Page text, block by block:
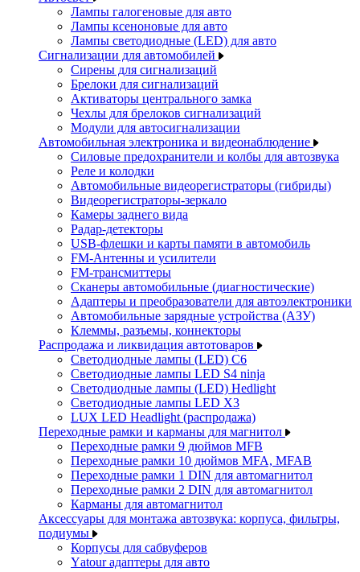
Лампы галогеновые для авто
Лампы ксеноновые для авто
Лампы светодиодные (LED) для авто
Сигнализации для автомобилей
Сирены для сигнализаций
Брелоки для сигнализаций
Активаторы центрального замка
Чехлы для брелоков сигнализаций
Модули для автосигнализации
Автомобильная электроника и видеонаблюдение
Силовые предохранители и колбы для автозвука
Реле и колодки
Автомобильные видеорегистраторы (гибриды)
Видеорегистраторы-зеркало
Камеры заднего вида
Радар-детекторы
USB-флешки и карты памяти в автомобиль
FM-Антенны и усилители
FM-трансмиттеры
Сканеры автомобильные (диагностические)
Адаптеры и преобразователи для автоэлектроники
Автомобильные зарядные устройства (АЗУ)
Клеммы, разъемы, коннекторы
Распродажа и ликвидация автотоваров
Светодиодные лампы (LED) C6
Светодиодные лампы LED S4 ninja
Светодиодные лампы (LED) Hedlight
Светодиодные лампы LED X3
LUX LED Headlight (распродажа)
Переходные рамки и карманы для магнитол
Переходные рамки 9 дюймов MFB
Переходные рамки 10 дюймов MFA, MFAB
Переходные рамки 1 DIN для автомагнитол
Переходные рамки 2 DIN для автомагнитол
Карманы для автомагнитол
Аксессуары для монтажа автозвука: корпуса, фильтры,
подиумы
Корпусы для сабвуферов
Yаtour адаптеры для авто